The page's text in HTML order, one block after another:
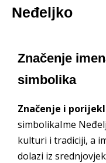
Neđeljko
Značenje
simbolika
Značenje i
simbolikaIme
kulturi i tradiciji, a
dolazi iz